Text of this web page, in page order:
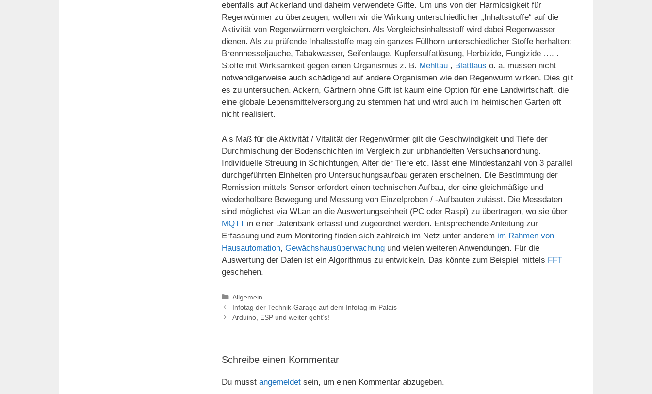
ebenfalls auf Ackerland und daheim verwendete Gifte. Um uns von der Harmlosigkeit für
Regenwürmer zu überzeugen, wollen wir die Wirkung unterschiedlicher „Inhaltsstoffe“ auf die
Aktivität von Regenwürmern vergleichen. Als Vergleichsinhaltsstoff wird dabei Regenwasser
dienen. Als zu prüfende Inhaltsstoffe mag ein ganzes Füllhorn unterschiedlicher Stoffe herhalten:
Brennnesseljauche, Tabakwasser, Seifenlauge, Kupfersulfatlösung, Herbizide, Fungizide …. .
Stoffe mit Wirksamkeit gegen einen Organismus z. B. Mehltau , Blattlaus o. ä. müssen nicht
notwendigerweise auch schädigend auf andere Organismen wie den Regenwurm wirken. Dies gilt
es zu untersuchen. Ackern, Gärtnern ohne Gift ist kaum eine Option für eine Landwirtschaft, die
eine globale Lebensmittelversorgung zu stemmen hat und wird auch im heimischen Garten oft
nicht realisiert.
Als Maß für die Aktivität / Vitalität der Regenwürmer gilt die Geschwindigkeit und Tiefe der
Durchmischung der Bodenschichten im Vergleich zur unbhandelten Versuchsanordnung.
Individuelle Streuung in Schichtungen, Alter der Tiere etc. lässt eine Mindestanzahl von 3 parallel
durchgeführten Einheiten pro Untersuchungsaufbau geraten erscheinen. Die Bestimmung der
Remission mittels Sensor erfordert einen technischen Aufbau, der eine gleichmäßige und
wiederholbare Bewegung und Messung von Einzelproben / -Aufbauten zulässt. Die Messdaten
sind möglichst via WLan an die Auswertungseinheit (PC oder Raspi) zu übertragen, wo sie über
MQTT in einer Datenbank erfasst und zugeordnet werden. Entsprechende Anleitung zur
Erfassung und zum Monitoring finden sich zahlreich im Netz unter anderem im Rahmen von
Hausautomation, Gewächshausüberwachung und vielen weiteren Anwendungen. Für die
Auswertung der Daten ist ein Algorithmus zu entwickeln. Das könnte zum Beispiel mittels FFT
geschehen.
Kategorien
Allgemein
Infotag der Technik-Garage auf dem Infotag im Palais
Arduino, ESP und weiter geht’s!
Schreibe einen Kommentar
Du musst angemeldet sein, um einen Kommentar abzugeben.